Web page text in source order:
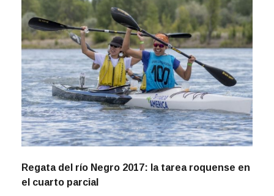
Regata del río Negro 2017: la tarea roquense en
el cuarto parcial